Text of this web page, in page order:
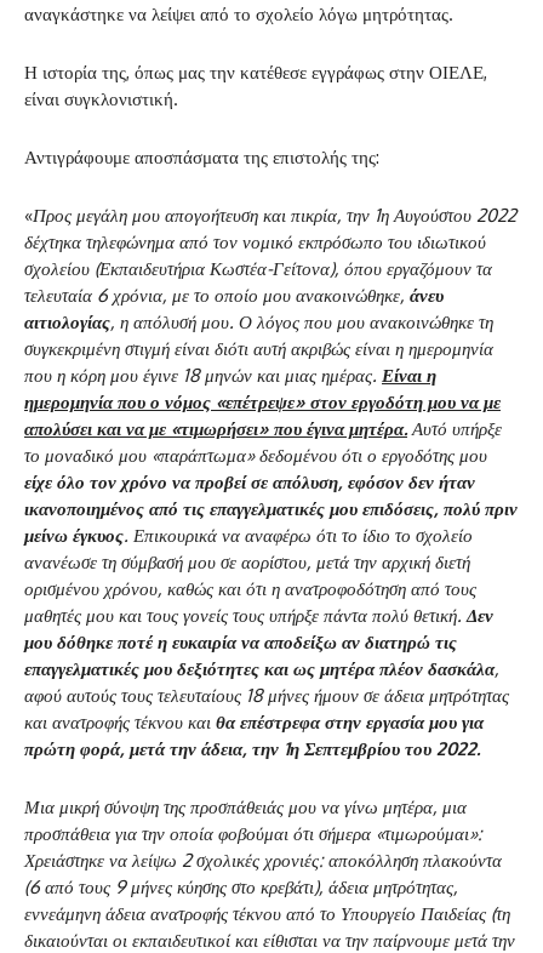
αναγκάστηκε να λείψει από το σχολείο λόγω μητρότητας.
Η ιστορία της, όπως μας την κατέθεσε εγγράφως στην ΟΙΕΛΕ,
είναι συγκλονιστική.
Αντιγράφουμε αποσπάσματα της επιστολής της:
«Προς μεγάλη μου απογοήτευση και πικρία, την 1η Αυγούστου 2022
δέχτηκα τηλεφώνημα από τον νομικό εκπρόσωπο του ιδιωτικού
σχολείου (Εκπαιδευτήρια Κωστέα-Γείτονα), όπου εργαζόμουν τα
τελευταία 6 χρόνια, με το οποίο μου ανακοινώθηκε, άνευ
αιτιολογίας, η απόλυσή μου. Ο λόγος που μου ανακοινώθηκε τη
συγκεκριμένη στιγμή είναι διότι αυτή ακριβώς είναι η ημερομηνία
που η κόρη μου έγινε 18 μηνών και μιας ημέρας. Είναι η
ημερομηνία που ο νόμος «επέτρεψε» στον εργοδότη μου να με
απολύσει και να με «τιμωρήσει» που έγινα μητέρα.Αυτό υπήρξε
το μοναδικό μου «παράπτωμα» δεδομένου ότι ο εργοδότης μου
είχε όλο τον χρόνο να προβεί σε απόλυση, εφόσον δεν ήταν
ικανοποιημένος από τις επαγγελματικές μου επιδόσεις, πολύ πριν
μείνω έγκυος. Επικουρικά να αναφέρω ότι το ίδιο το σχολείο
ανανέωσε τη σύμβασή μου σε αορίστου, μετά την αρχική διετή
ορισμένου χρόνου, καθώς και ότι η ανατροφοδότηση από τους
μαθητές μου και τους γονείς τους υπήρξε πάντα πολύ θετική.Δεν
μου δόθηκε ποτέ η ευκαιρία να αποδείξω αν διατηρώ τις
επαγγελματικές μου δεξιότητες και ως μητέρα πλέον δασκάλα,
αφού αυτούς τους τελευταίους 18 μήνες ήμουν σε άδεια μητρότητας
και ανατροφής τέκνου και θα επέστρεφα στην εργασία μου για
πρώτη φορά, μετά την άδεια, την 1η Σεπτεμβρίου του 2022.
Μια μικρή σύνοψη της προσπάθειάς μου να γίνω μητέρα, μια
προσπάθεια για την οποία φοβούμαι ότι σήμερα «τιμωρούμαι»:
Χρειάστηκε να λείψω 2 σχολικές χρονιές: αποκόλληση πλακούντα
(6 από τους 9 μήνες κύησης στο κρεβάτι), άδεια μητρότητας,
εννεάμηνη άδεια ανατροφής τέκνου από το Υπουργείο Παιδείας (τη
δικαιούνται οι εκπαιδευτικοί και είθισται να την παίρνουμε μετά την